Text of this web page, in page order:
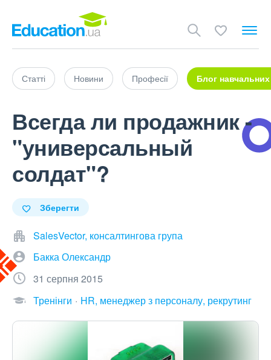
Статті Новини Професії Блог навчальних
Всегда ли продажник -
"универсальный
солдат"?
Зберегти
SalesVector, консалтингова група
Бакка Олександр
31 серпня 2015
Тренінги
HR, менеджер з персоналу, рекрутинг